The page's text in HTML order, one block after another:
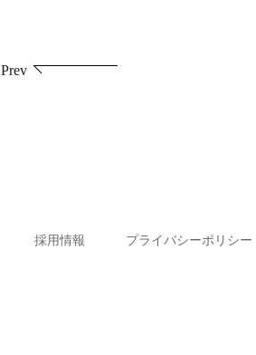
Prev
採用情報 プライバシーポリシー